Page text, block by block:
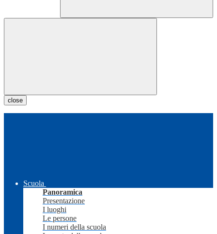
close
Scuola
Panoramica
Presentazione
I luoghi
Le persone
I numeri della scuola